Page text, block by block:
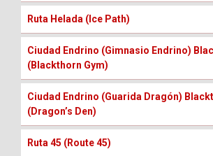
Ruta Helada (Ice Path)
Ciudad Endrino (Gimnasio Endrino)
(Blackthorn Gym)
Ciudad Endrino (Guarida Dragón)
(Dragon’s Den)
Ruta 45 (Route 45)